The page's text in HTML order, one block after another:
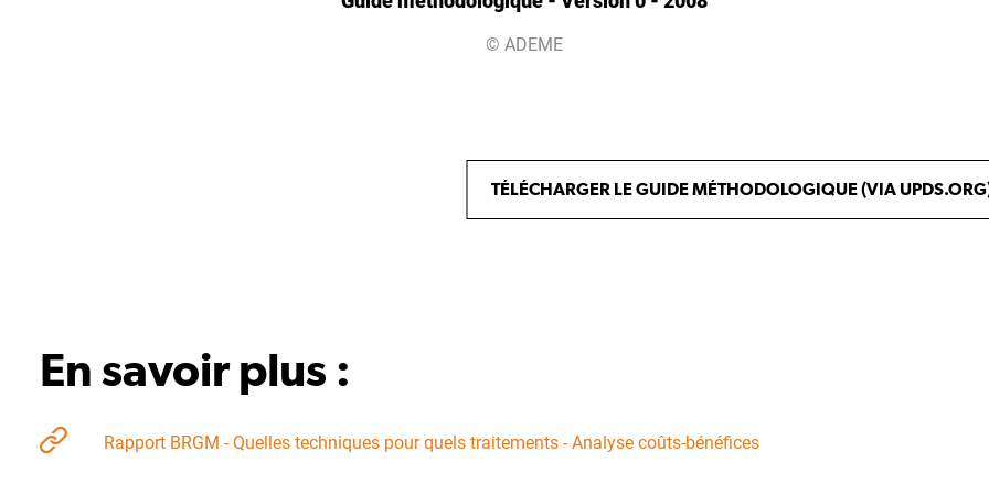
© ADEME
TÉLÉCHARGER LE GUIDE MÉTHODOLOGIQUE (VIA
En savoir plus :
Rapport BRGM - Quelles techniques pour quels traitements - Analyse coûts-bénéfices